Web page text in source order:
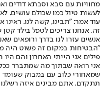
מחוויות עם סבא וסבתא דודים
לעשות טיול כמו שכולם עושים,
עוד אמר: "תבינו, קשה לנו.
זה. אנחנו צריכים לטפל בילד
אנשים עזרו לנו בדרך ורופאים
"הבטיחות במקום זה פשוט היה
פילים אני הייתי האחרון והם
אני רואה שבתוך מה שמתברר
שמאחורי כלוב עם במבוק
תתקדם. אתם מבינים איזה